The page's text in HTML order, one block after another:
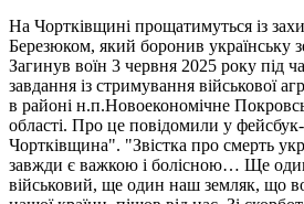
На Чортківщині прощатимуться із
Березюком, який боронив українську
Загинув воїн 3 червня 2025 року під
завдання із стримування військової
в районі н.п.Новоекономічне
області. Про це повідомили у
Чортківщина". "Звістка про смерть
завжди є важкою і болісною… Ще
військовий, ще один наш земляк, що